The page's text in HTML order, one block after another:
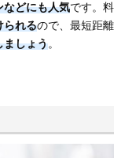
などにも人気です。料
られるので、最短距離
ましょう。